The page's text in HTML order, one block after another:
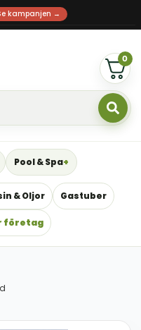
kampanjen →
0
Pool & Spa
& Oljor Gastuber
företag